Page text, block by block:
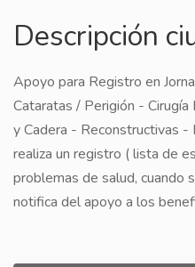
Descripción
Apoyo para Registro en
Cataratas / Perigión -
y Cadera - Reconstructivas
realiza un registro ( lista de
problemas de salud, cuando
notifica del apoyo a los